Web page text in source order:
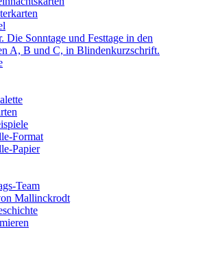
Die Sonntage und Festtage in den
A, B und C, in Blindenkurzschrift.
Format
Papier
Team
Mallinckrodt